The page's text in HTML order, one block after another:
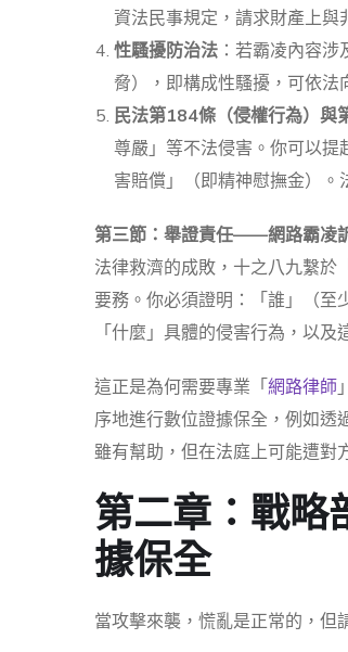
資法民事規定，請求財產上與
性騷擾防治法 ：若霸凌內容
脅），即構成性騷擾，可依法
民法第184條（侵權行為）與
尊嚴」等不法侵害。你可以
害賠償」（即精神慰撫金）。
第三節：舉證責任——網路霸凌
法律救濟的成敗，十之八九繫於
要務。你必須證明：「誰」（至
「什麼」具體的侵害行為，以
這正是為何需要專業「網路律師
序地進行數位證據保全，例如透
雖有幫助，但在法庭上可能遭對
第二章：戰
據保全
當攻擊來襲，慌亂是正常的，但